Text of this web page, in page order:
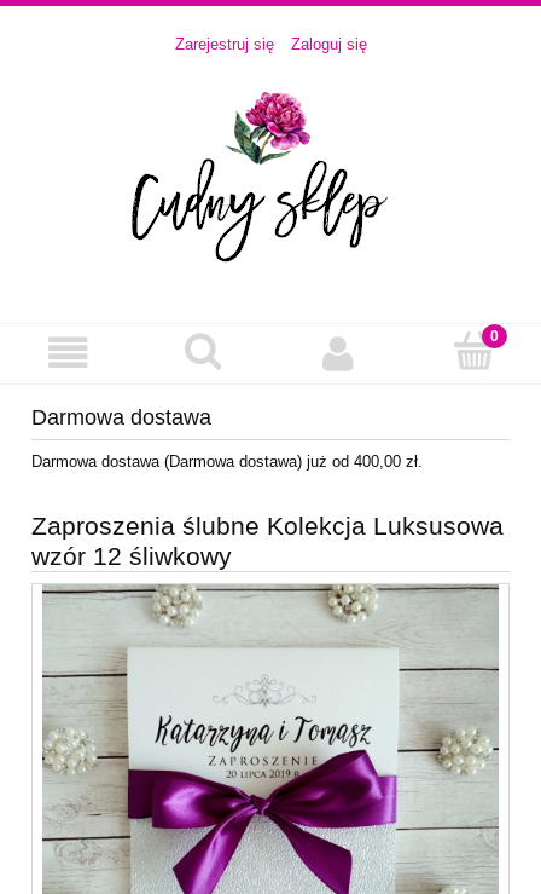
Zarejestruj się Zaloguj się
Darmowa dostawa
Darmowa dostawa (Darmowa dostawa) już od 400,00 zł.
Zaproszenia ślubne Kolekcja Luksusowa
wzór 12 śliwkowy